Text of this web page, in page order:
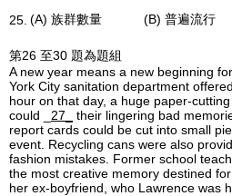
25. (A) 族群數量 (B) 普遍流行
第26 至30 題為題組
A new year means a new beginning
York City sanitation department
hour on that day, a huge paper-
could _ 27_
their lingering bad
report cards could be cut into small
event. Recycling cans were also
fashion mistakes. Former school
the most creative memory destined for
her ex-boyfriend, who Lawrence was